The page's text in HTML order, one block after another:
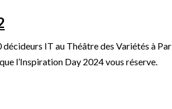
décideurs IT au Théâtre des Variétés à
l’Inspiration Day 2024 vous réserve.